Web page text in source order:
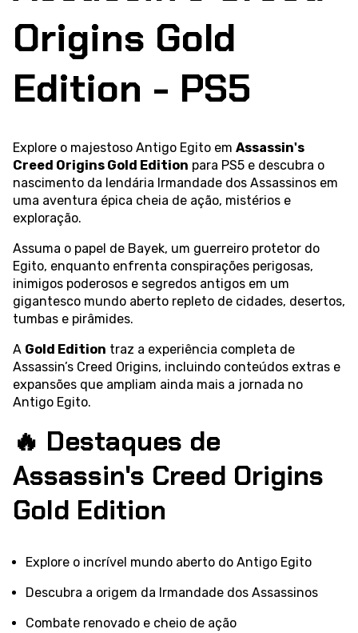
Origins Gold
Edition - PS5
Explore o majestoso Antigo Egito em Assassin's
Creed Origins Gold Edition para PS5 e descubra o
nascimento da lendária Irmandade dos Assassinos em
uma aventura épica cheia de ação, mistérios e
exploração.
Assuma o papel de Bayek, um guerreiro protetor do
Egito, enquanto enfrenta conspirações perigosas,
inimigos poderosos e segredos antigos em um
gigantesco mundo aberto repleto de cidades, desertos,
tumbas e pirâmides.
A Gold Edition traz a experiência completa de
Assassin’s Creed Origins, incluindo conteúdos extras e
expansões que ampliam ainda mais a jornada no
Antigo Egito.
🔥 Destaques de
Assassin's Creed Origins
Gold Edition
Explore o incrível mundo aberto do Antigo Egito
Descubra a origem da Irmandade dos Assassinos
Combate renovado e cheio de ação